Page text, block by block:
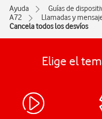
Ayuda Guías de
A72
Llamadas y
Cancela todos los desvíos
Elige el